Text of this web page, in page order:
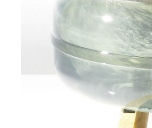
drückt das Paddel im
sodass der Widerstand leicht
nehmen die Rotorblätter an
Wasser kehrt in seine
nimmt der Widerstand erneut
Rudergefühl beim
anfühlt, als beim Concept 2.
besitzt lediglich eine